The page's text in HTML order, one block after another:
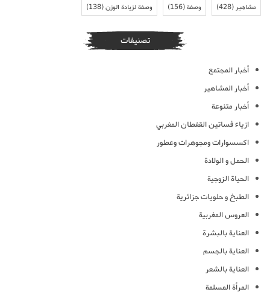
مشاهير(428) وصفة(156) وصفة لزيادة الوزن(138)
تصنيفات
أخبار المجتمع
أخبار المشاهير
أخبار متنوعة
ازياء فساتين القفطان المغربي
اكسسوارات ومجوهرات وعطور
الحمل و الولادة
الحياة الزوجية
الطبخ و حلويات جزائرية
العروس المغربية
العناية بالبشرة
العناية بالجسم
العناية بالشعر
المرأة المسلمة